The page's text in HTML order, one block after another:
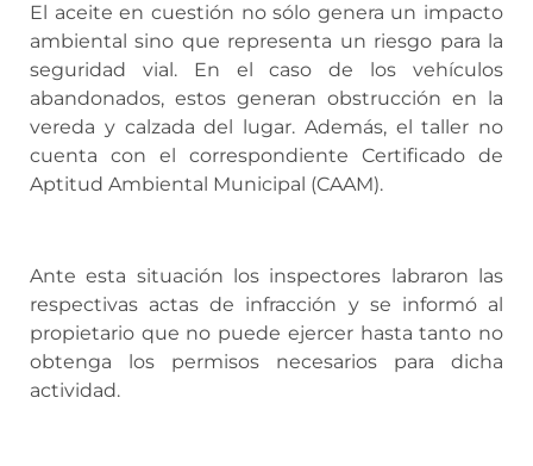
El aceite en cuestión no sólo genera un impacto
ambiental sino que representa un riesgo para la
seguridad vial. En el caso de los vehículos
abandonados, estos generan obstrucción en la
vereda y calzada del lugar. Además, el taller no
cuenta con el correspondiente Certificado de
Aptitud Ambiental Municipal (CAAM).
Ante esta situación los inspectores labraron las
respectivas actas de infracción y se informó al
propietario que no puede ejercer hasta tanto no
obtenga los permisos necesarios para dicha
actividad.